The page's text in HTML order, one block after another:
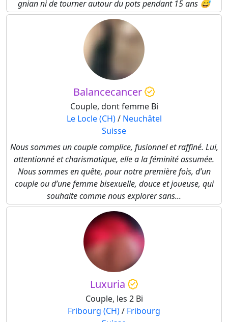
gnian ni de tourner autour du pots pendant 15 ans 😅
Balancecancer
Couple, dont femme Bi
Le Locle (CH)/ Neuchâtel
Suisse
Nous sommes un couple complice, fusionnel et raffiné. Lui,
attentionné et charismatique, elle a la féminité assumée.
Nous sommes en quête, pour notre première fois, d’un
couple ou d’une femme bisexuelle, douce et joueuse, qui
souhaite comme nous explorer sans...
Luxuria
Couple, les 2 Bi
Fribourg (CH)/ Fribourg